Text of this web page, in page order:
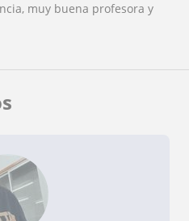
muy buena profesora y